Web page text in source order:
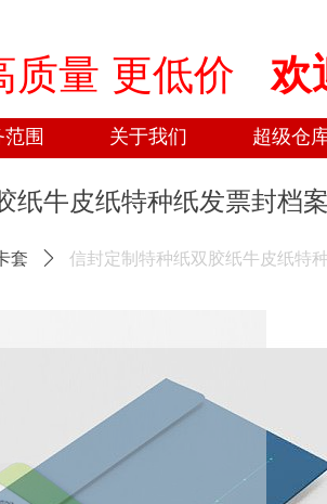
质量 更低价 欢
围 关于我们 超级仓
套 ꄲ 信封定制特种纸双胶纸牛皮纸特
纸牛皮纸特种纸发票封档